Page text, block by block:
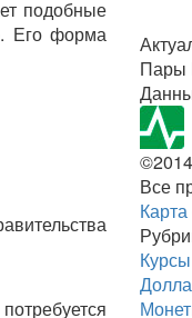
подобные
Его форма
Пары
Все